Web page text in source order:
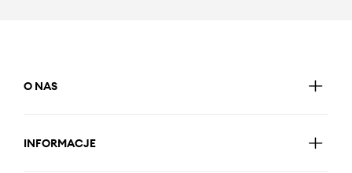
O NAS
INFORMACJE